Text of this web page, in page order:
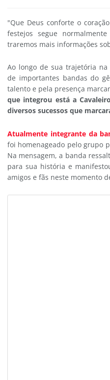
"Que Deus conforte o
festejos segue
traremos mais informações
Ao longo de sua trajetória
de importantes bandas do
talento e pela presença
que integrou está a
diversos sucessos que
Atualmente integrante da
foi homenageado pelo grupo
Na mensagem, a banda
para sua história e
amigos e fãs neste momento